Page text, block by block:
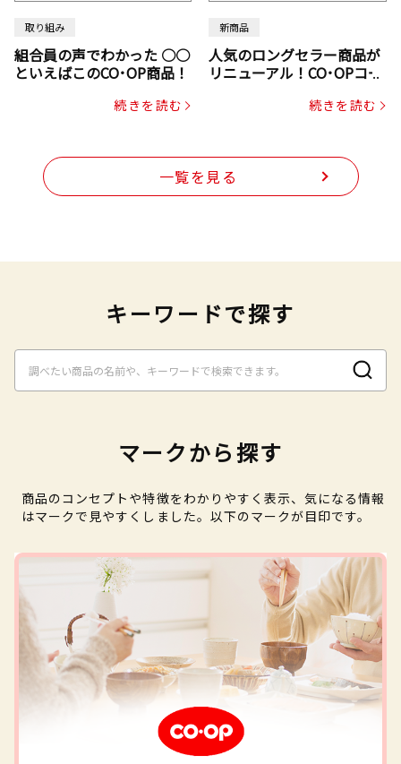
取り組み
組合員の声でわかった ○○
といえばこのCO･OP商品！
続きを読む
新商品
人気のロングセラー商品が
リニューアル！CO･OPコー
続きを読む
一覧を見る
キーワードで探す
マークから探す
商品のコンセプトや特徴をわかりやすく表示、気になる情報
はマークで見やすくしました。以下のマークが目印です。